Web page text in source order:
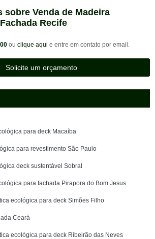
sobre Venda de Madeira
Recife
ou clique aqui e entre em contato por email.
Solicite um orçamento
para deck Macaíba
para revestimento São Paulo
deck sustentável Sobral
para fachada Pirapora do Bom Jesus
ecológica para deck Simões Filho
Ceará
ecológica para deck Ribeirão das Neves